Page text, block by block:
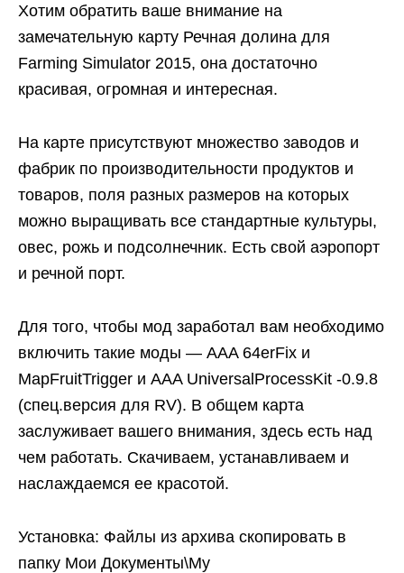
Хотим обратить ваше внимание на
замечательную карту Речная долина для
Farming Simulator 2015, она достаточно
красивая, огромная и интересная.
На карте присутствуют множество заводов и
фабрик по производительности продуктов и
товаров, поля разных размеров на которых
можно выращивать все стандартные культуры,
овес, рожь и подсолнечник. Есть свой аэропорт
и речной порт.
Для того, чтобы мод заработал вам необходимо
включить такие моды — AAA 64erFix и
MapFruitTrigger и AAA UniversalProcessKit -0.9.8
(спец.версия для RV). В общем карта
заслуживает вашего внимания, здесь есть над
чем работать. Скачиваем, устанавливаем и
наслаждаемся ее красотой.
Установка: Файлы из архива скопировать в
папку Мои Документы\My